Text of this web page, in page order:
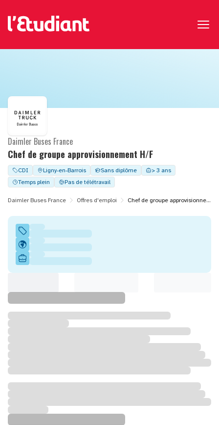
Chef de groupe approvisionnement H/F
Daimler Buses France
CDI Ligny-en-Barrois Sans diplôme
> 3 ans
Temps plein
Pas de télétravail
Daimler Buses France Offres d'emploi Chef de groupe approvisionnement H/F